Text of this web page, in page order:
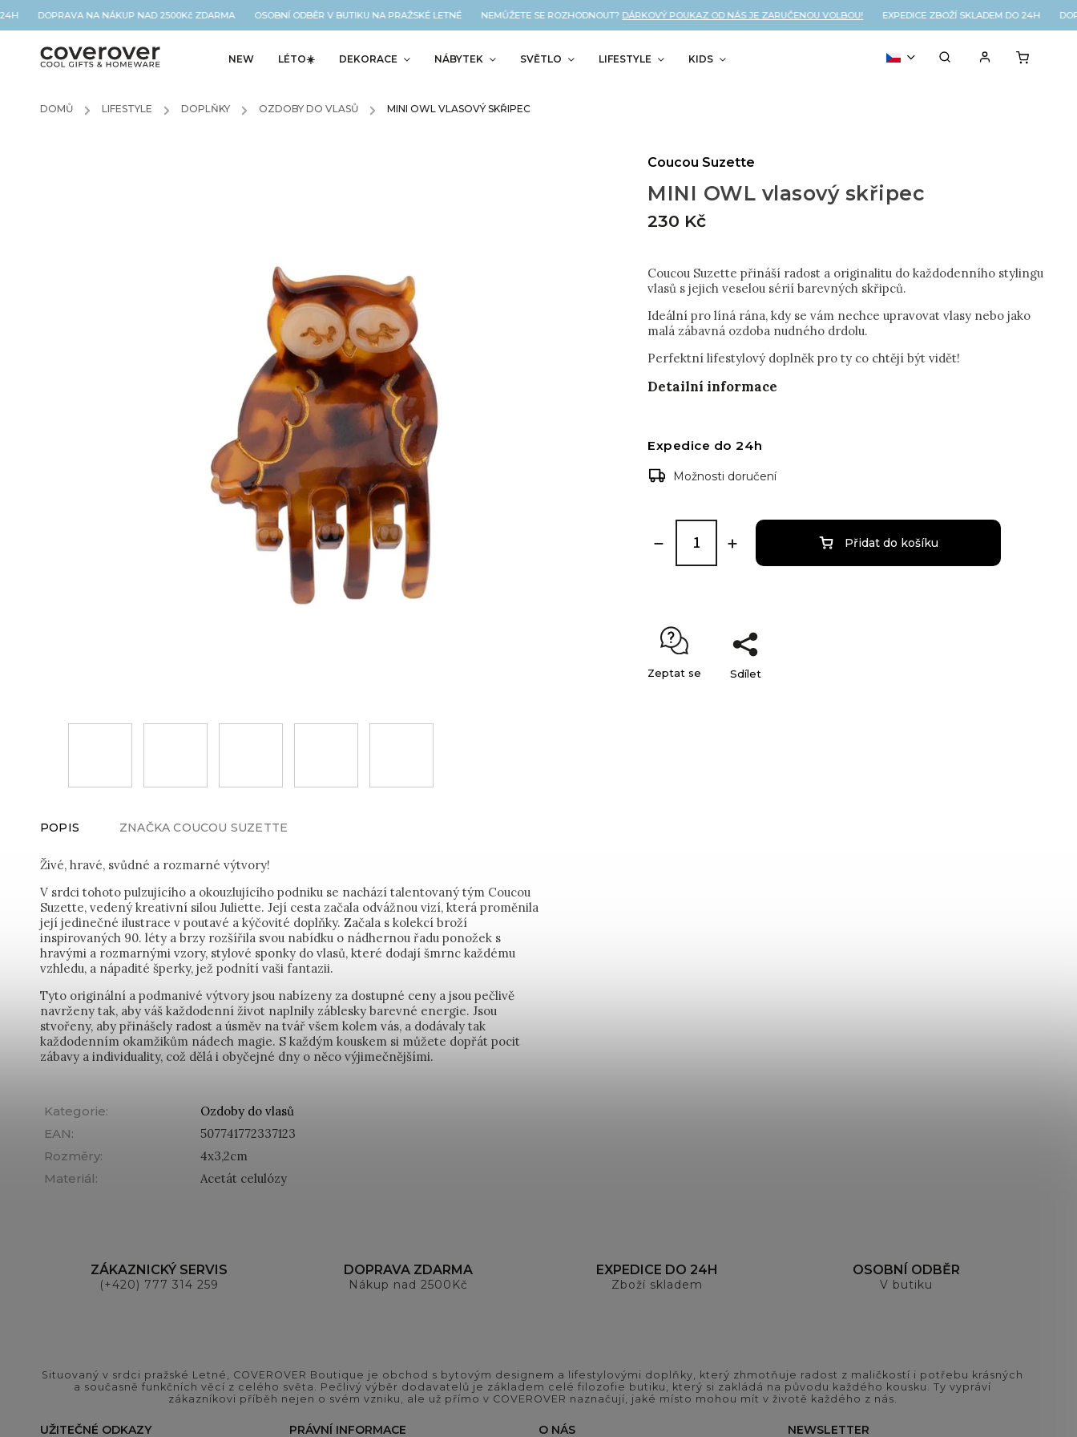
DOPRAVA NA NÁKUP NAD 2500Kč ZDARMA OSOBNÍ ODBĚR V BUTIKU NA PRAŽSKÉ LETNÉ NEMŮŽETE SE ROZHODNOUT?DÁRKOVÝ POUKAZ OD NÁS JE ZARUČENOU VOLBOU! EXPEDICE ZBOŽÍ SKLADEM DO 24H
NEW LÉTO☀️ DEKORACE NÁBYTEK SVĚTLO LIFESTYLE KIDS
DOMŮ / LIFESTYLE / DOPLŇKY / OZDOBY DO VLASŮ / MINI OWL VLASOVÝ SKŘIPEC
MINI OWL vlasový skřipec
230 Kč
Coucou Suzette přináší radost a originalitu do každodenního stylingu
vlasů s jejich veselou sérií barevných skřipců.
Ideální pro líná rána, kdy se vám nechce upravovat vlasy nebo jako
malá zábavná ozdoba nudného drdolu.
Perfektní lifestylový doplněk pro ty co chtějí být vidět!
Detailní informace
Coucou Suzette
Expedice do 24h
Možnosti doručení
Přidat do košíku
Zeptat se Sdílet
POPIS ZNAČKA COUCOU SUZETTE
Živé, hravé, svůdné a rozmarné výtvory!
V srdci tohoto pulzujícího a okouzlujícího podniku se nachází talentovaný tým Coucou
Suzette, vedený kreativní silou Juliette. Její cesta začala odvážnou vizí, která proměnila
její jedinečné ilustrace v poutavé a kýčovité doplňky. Začala s kolekcí broží
inspirovaných 90. léty a brzy rozšířila svou nabídku o nádhernou řadu ponožek s
hravými a rozmarnými vzory, stylové sponky do vlasů, které dodají šmrnc každému
vzhledu, a nápadité šperky, jež podnítí vaši fantazii.
Tyto originální a podmanivé výtvory jsou nabízeny za dostupné ceny a jsou pečlivě
navrženy tak, aby váš každodenní život naplnily záblesky barevné energie. Jsou
stvořeny, aby přinášely radost a úsměv na tvář všem kolem vás, a dodávaly tak
každodenním okamžikům nádech magie. S každým kouskem si můžete dopřát pocit
zábavy a individuality, což dělá i obyčejné dny o něco výjimečnějšími.
Kategorie:
Ozdoby do vlasů
EAN:
507741772337123
Rozměry:
4x3,2cm
Materiál: Acetát celulózy
ZÁKAZNICKÝ SERVIS
(+420) 777 314 259
DOPRAVA ZDARMA
Nákup nad 2500Kč
EXPEDICE DO 24H
Zboží skladem
OSOBNÍ ODBĚR
V butiku
Situovaný v srdci pražské Letné, COVEROVER Boutique je obchod s bytovým designem a lifestylovými doplňky, který zhmotňuje radost z maličkostí i potřebu krásných
a současně funkčních věcí z celého světa. Pečlivý výběr dodavatelů je základem celé filozofie butiku, který si zakládá na původu každého kousku. Ty vypráví
zákazníkovi příběh nejen o svém vzniku, ale už přímo v COVEROVER naznačují, jaké místo mohou mít v životě každého z nás.
UŽITEČNÉ ODKAZY PRÁVNÍ INFORMACE O NÁS NEWSLETTER